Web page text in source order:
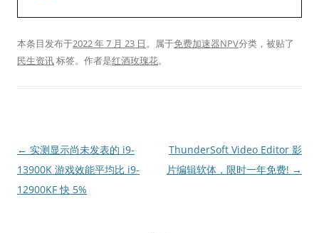
本条目发布于2022 年 7 月 23 日 。属于免费加速器NPV分类，被贴了
民生资讯标签。 作者是红酒玫瑰花。
文
章
导
← 实测显示尚未发表的 i9-
13900K 游戏效能平均比 i9-
12900KF 快 5%
ThunderSoft Video Editor 影
片编辑软体，限时一年免费! →